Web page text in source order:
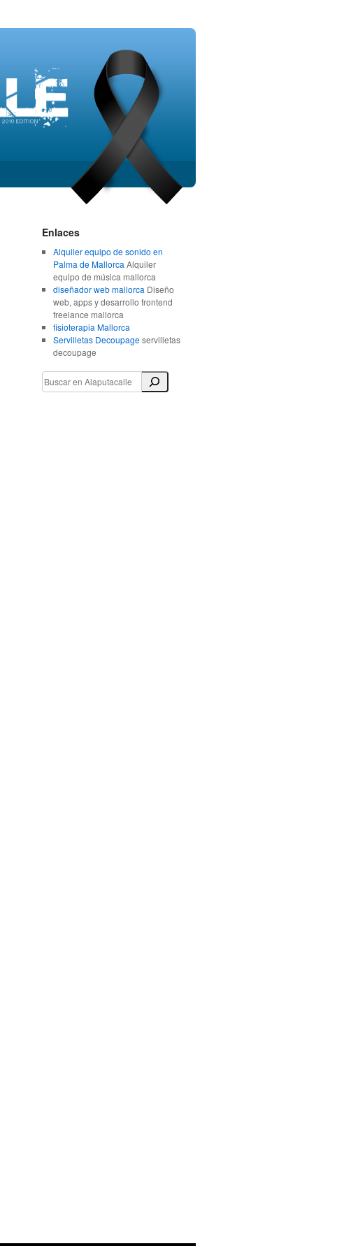
Enlaces
Alquiler equipo de sonido en
Palma de Mallorca Alquiler
equipo de música mallorca
diseñador web mallorca Diseño
web, apps y desarrollo frontend
freelance mallorca
fisioterapia Mallorca
Servilletas Decoupageservilletas
decoupage